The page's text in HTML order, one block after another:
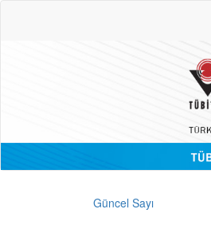
Güncel Sayı